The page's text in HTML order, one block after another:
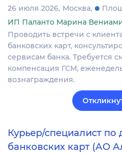
26 июля 2026 Москва
ИП Паланто Марина
Проводить встречи с
банковских карт,
сервисам банка. Требуется
компенсация ГСМ,
вознаграждения.
Курьер/специалист по
банковских карт (АО